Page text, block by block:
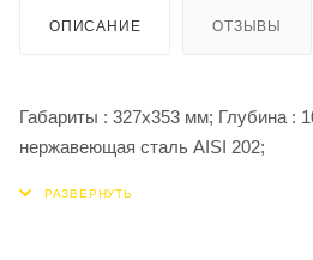
ОПИСАНИЕ ОТЗЫВЫ
Габариты : 327х353 мм; Глубина :
нержавеющая сталь AISI 202;